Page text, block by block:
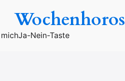
Ja-Nein-Taste